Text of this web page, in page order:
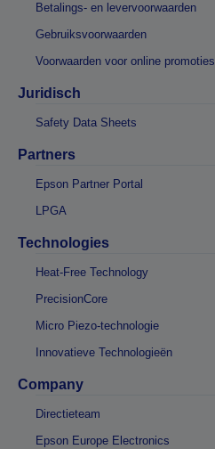
Betalings- en levervoorwaarden
Gebruiksvoorwaarden
Voorwaarden voor online promoties
Juridisch
Safety Data Sheets
Partners
Epson Partner Portal
LPGA
Technologies
Heat-Free Technology
PrecisionCore
Micro Piezo-technologie
Innovatieve Technologieën
Company
Directieteam
Epson Europe Electronics